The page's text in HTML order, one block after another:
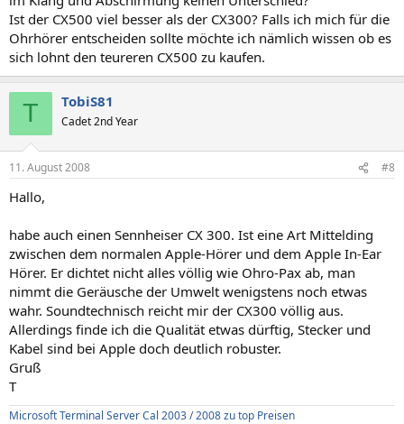
Ist der CX500 viel besser als der CX300? Falls ich mich für die
Ohrhörer entscheiden sollte möchte ich nämlich wissen ob es
sich lohnt den teureren CX500 zu kaufen.
T TobiS81
Cadet 2nd Year
11. August 2008 #8
Hallo,
habe auch einen Sennheiser CX 300. Ist eine Art Mittelding
zwischen dem normalen Apple-Hörer und dem Apple In-Ear
Hörer. Er dichtet nicht alles völlig wie Ohro-Pax ab, man
nimmt die Geräusche der Umwelt wenigstens noch etwas
wahr. Soundtechnisch reicht mir der CX300 völlig aus.
Allerdings finde ich die Qualität etwas dürftig, Stecker und
Kabel sind bei Apple doch deutlich robuster.
Gruß
T
Microsoft Terminal Server Cal 2003 / 2008 zu top Preisen